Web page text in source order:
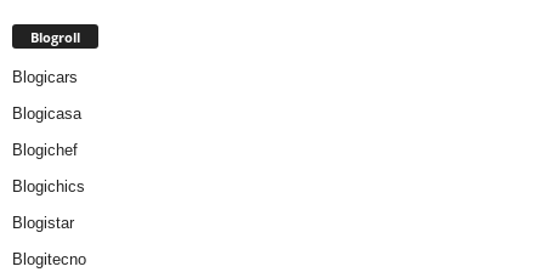
Blogroll
Blogicars
Blogicasa
Blogichef
Blogichics
Blogistar
Blogitecno